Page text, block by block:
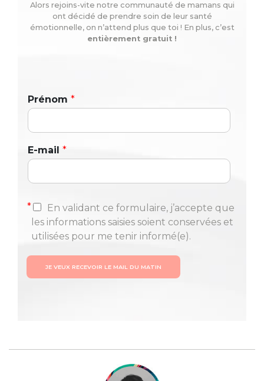
Alors rejoins-vite notre communauté de mamans qui
ont décidé de prendre soin de leur santé
émotionnelle, on n’attend plus que toi ! En plus, c’est
entièrement gratuit !
Prénom *
E-mail *
*
En validant ce formulaire, j’accepte que
les informations saisies soient conservées et
utilisées pour me tenir informé(e).
JE VEUX RECEVOIR LE MAIL DU MATIN